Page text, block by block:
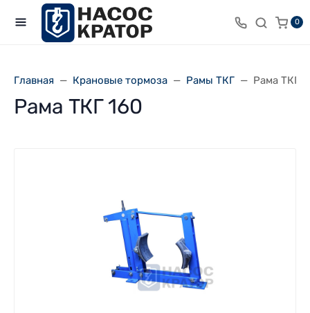
0
Главная Крановые тормоза Рамы ТКГ Рама ТКГ
Рама ТКГ 160